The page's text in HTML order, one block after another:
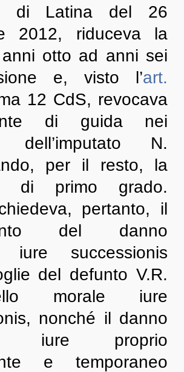
di Latina del 26
2012, riduceva la
otto ad anni sei
e, visto l’art.
12 CdS, revocava
di guida nei
dell’imputato N.
per il resto, la
di primo grado.
pertanto, il
del danno
iure successionis
del defunto V.R.
morale iure
nonché il danno
iure proprio
e temporaneo